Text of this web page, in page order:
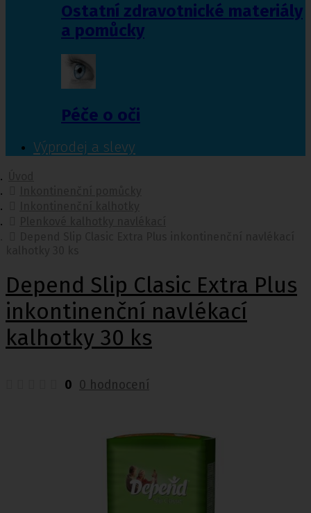
Ostatní zdravotnické materiály
a pomůcky
Péče o oči
Výprodej a slevy
Depend Slip Clasic Extra Plus
inkontinenční navlékací
kalhotky 30 ks
0 0 hodnocení